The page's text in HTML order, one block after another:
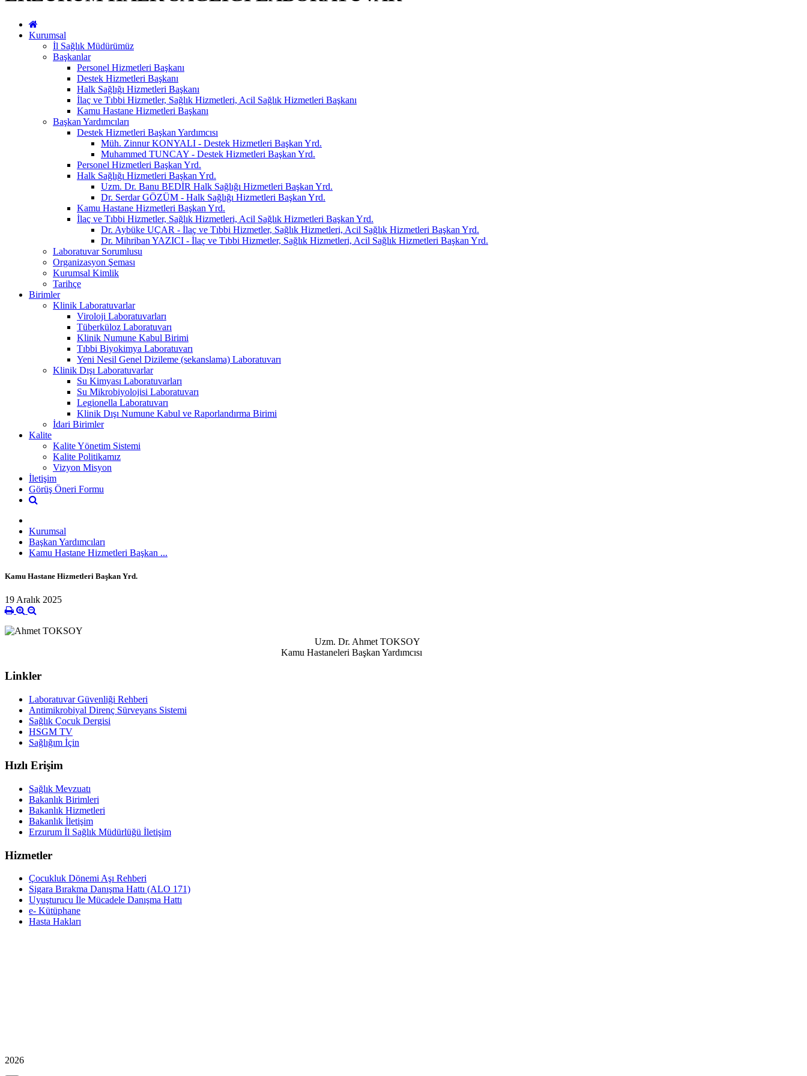
Kurumsal
İl Sağlık Müdürümüz
Başkanlar
Personel Hizmetleri Başkanı
Destek Hizmetleri Başkanı
Halk Sağlığı Hizmetleri Başkanı
İlaç ve Tıbbi Hizmetler, Sağlık Hizmetleri, Acil Sağlık Hizmetleri Başkanı
Kamu Hastane Hizmetleri Başkanı
Başkan Yardımcıları
Destek Hizmetleri Başkan Yardımcısı
Müh. Zinnur KONYALI - Destek Hizmetleri Başkan Yrd.
Muhammed TUNCAY - Destek Hizmetleri Başkan Yrd.
Personel Hizmetleri Başkan Yrd.
Halk Sağlığı Hizmetleri Başkan Yrd.
Uzm. Dr. Banu BEDİR Halk Sağlığı Hizmetleri Başkan Yrd.
Dr. Serdar GÖZÜM - Halk Sağlığı Hizmetleri Başkan Yrd.
Kamu Hastane Hizmetleri Başkan Yrd.
İlaç ve Tıbbi Hizmetler, Sağlık Hizmetleri, Acil Sağlık Hizmetleri Başkan Yrd.
Dr. Aybüke UÇAR - İlaç ve Tıbbi Hizmetler, Sağlık Hizmetleri, Acil Sağlık Hizmetleri Başkan Yrd.
Dr. Mihriban YAZICI - İlaç ve Tıbbi Hizmetler, Sağlık Hizmetleri, Acil Sağlık Hizmetleri Başkan Yrd.
Laboratuvar Sorumlusu
Organizasyon Şeması
Kurumsal Kimlik
Tarihçe
Birimler
Klinik Laboratuvarlar
Viroloji Laboratuvarları
Tüberküloz Laboratuvarı
Klinik Numune Kabul Birimi
Tıbbi Biyokimya Laboratuvarı
Yeni Nesil Genel Dizileme (sekanslama) Laboratuvarı
Klinik Dışı Laboratuvarlar
Su Kimyası Laboratuvarları
Su Mikrobiyolojisi Laboratuvarı
Legionella Laboratuvarı
Klinik Dışı Numune Kabul ve Raporlandırma Birimi
İdari Birimler
Kalite
Kalite Yönetim Sistemi
Kalite Politikamız
Vizyon Misyon
İletişim
Görüş Öneri Formu
Kurumsal
Başkan Yardımcıları
Kamu Hastane Hizmetleri Başkan ...
Kamu Hastane Hizmetleri Başkan Yrd.
19 Aralık 2025
Uzm. Dr. Ahmet TOKSOY
Kamu Hastaneleri Başkan Yardımcısı
Linkler
Laboratuvar Güvenliği Rehberi
Antimikrobiyal Direnç Sürveyans Sistemi
Sağlık Çocuk Dergisi
HSGM TV
Sağlığım İçin
Hızlı Erişim
Sağlık Mevzuatı
Bakanlık Birimleri
Bakanlık Hizmetleri
Bakanlık İletişim
Erzurum İl Sağlık Müdürlüğü İletişim
Hizmetler
Çocukluk Dönemi Aşı Rehberi
Sigara Bırakma Danışma Hattı (ALO 171)
Uyuşturucu İle Mücadele Danışma Hattı
e- Kütüphane
Hasta Hakları
2026